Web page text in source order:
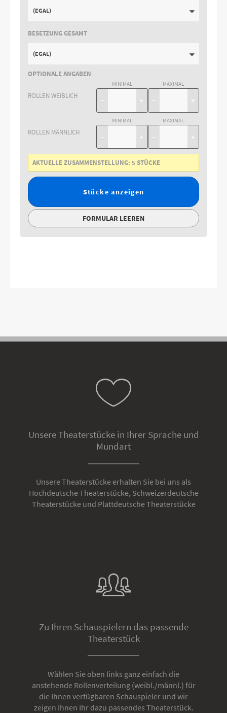
(EGAL)
BESETZUNG GESAMT
(EGAL)
OPTIONALE ANGABEN
ROLLEN WEIBLICH
MINIMAL
− +
MAXIMAL
− +
ROLLEN MÄNNLICH
MINIMAL
− +
MAXIMAL
− +
AKTUELLE ZUSAMMENSTELLUNG: 5 STÜCKE
Stücke anzeigen
FORMULAR LEEREN
Unsere Theaterstücke in Ihrer Sprache und
Mundart
Unsere Theaterstücke erhalten Sie bei uns als
Hochdeutsche Theaterstücke, Schweizerdeutsche
Theaterstücke und Plattdeutsche Theaterstücke
Zu Ihren Schauspielern das passende
Theaterstück
Wählen Sie oben links ganz einfach die
anstehende Rollenverteilung (weibl./männl.) für
die Ihnen verfügbaren Schauspieler und wir
zeigen Ihnen Ihr dazu passendes Theaterstück.